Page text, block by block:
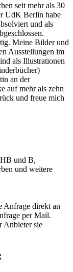
seit mehr als 30
UdK Berlin habe
und als
Meine Bilder und
Ausstellungen im
als Illustrationen
an der
auf mehr als zehn
und freue mich
und B,
und weitere
Anfrage direkt an
per Mail.
Anbieter sie